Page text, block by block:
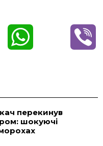
t
перекинув
шокуючі